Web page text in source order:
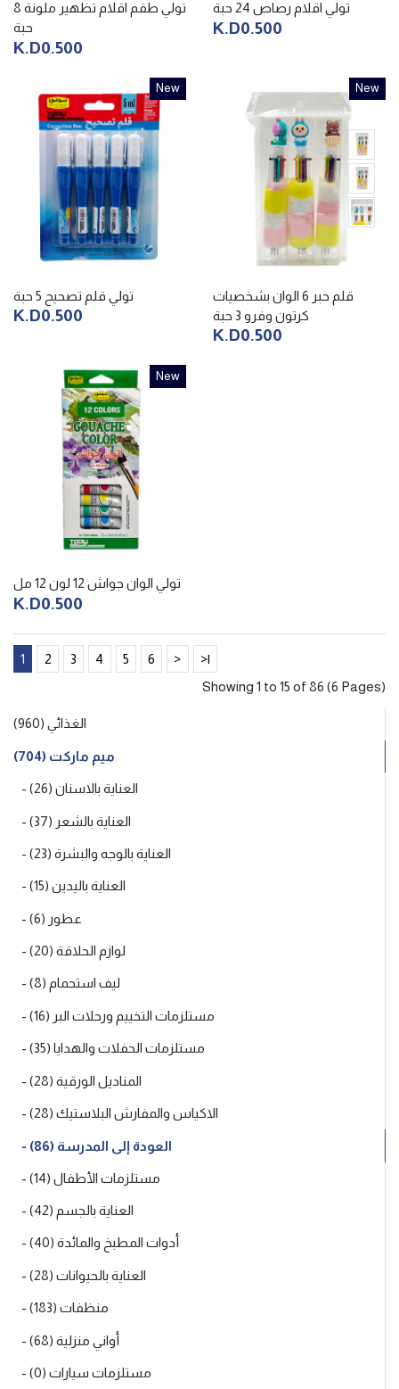
الغذائي (960)
ميم ماركت (704)
- العناية بالاسنان (26)
- العناية بالشعر (37)
- العناية بالوجه والبشرة (23)
- العناية باليدين (15)
- عطور (6)
- لوازم الحلاقة (20)
- ليف استحمام (8)
- مستلزمات التخييم ورحلات البر (16)
- مستلزمات الحفلات والهدايا (35)
- المناديل الورقية (28)
- الاكياس والمفارش البلاستيك (28)
- العودة إلى المدرسة (86)
- مستلزمات الأطفال (14)
- العناية بالجسم (42)
- أدوات المطبخ والمائدة (40)
- العناية بالحيوانات (28)
- منظفات (183)
- أواني منزلية (68)
- مستلزمات سيارات (0)
تولي طقم اقلام تظهير ملونة 8
حبة
K.D0.500
تولي اقلام رصاص 24 حبة
K.D0.500
New
تولي قلم تصحيح 5 حبة
K.D0.500
New
قلم حبر 6 الوان بشخصيات
كرتون وفرو 3 حبة
K.D0.500
New
تولي الوان جواش 12 لون 12 مل
K.D0.500
1 2 3 4 5 6 >
>|
Showing 1 to 15 of 86 (6 Pages)